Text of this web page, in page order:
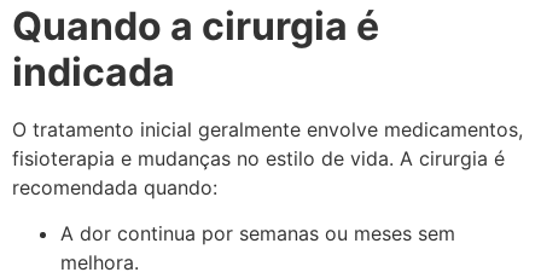
Quando a cirurgia é
indicada
O tratamento inicial geralmente envolve medicamentos,
fisioterapia e mudanças no estilo de vida. A cirurgia é
recomendada quando:
A dor continua por semanas ou meses sem
melhora.